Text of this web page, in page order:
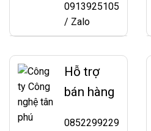
0913925105
/ Zalo
Hỗ trợ
bán hàng
0852299229